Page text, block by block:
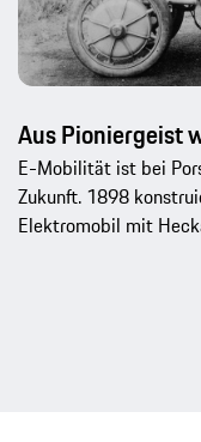
Aus Pioniergeist
E-Mobilität ist bei
Zukunft. 1898
Elektromobil mit